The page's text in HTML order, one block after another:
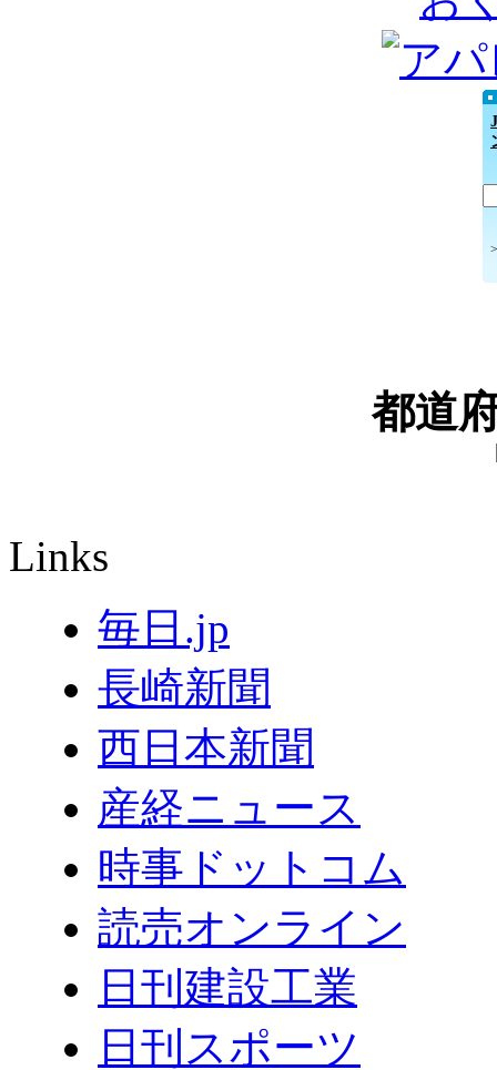
都道
Links
毎日.jp
長崎新聞
西日本新聞
産経ニュース
時事ドットコム
読売オンライン
日刊建設工業
日刊スポーツ